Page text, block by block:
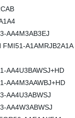
AA4M3AB3EJ
A1AMRJB2A1A
AA4U3BAWSJ+HD
AA4M3AAWBJ+HD
AA4U3ABWSJ
AA4W3ABWSJ